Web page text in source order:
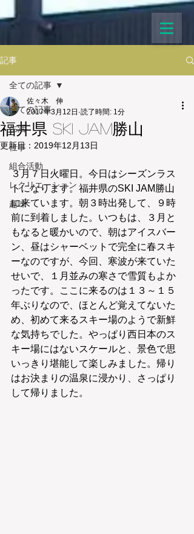
記事
全ての記事
生活
仕事
組合活動
レクリエーション
趣味
全ての記事
福井県 SKI JAM勝山
佐々木 伸
2017年3月12日 読了時間: 1分
更新日： 2019年12月13日
３月７日火曜日。今日はシーズンラス
トになります。福井県のSKI JAM勝山
に来ています。朝３時出発して、９時
前に到着しました。いつもは、３月と
もなると暖かいので、朝はアイスバー
ン、昼はシャーベットで完全に春スキ
ーなのですが、今回、寒波が来ていた
せいで、１月並みの寒さで雪質もよか
ったです。ここに来るのは１３～１５
年ぶりなので、ほとんど覚えてないた
め、初めて来るスキー場のようで新鮮
な気持ちでした。やっぱり西日本のス
キー場にはないスケールと、景色で思
いっきり堪能して楽しみました。帰り
はお決まりの温泉に浸かり、さっぱり
して帰りました。